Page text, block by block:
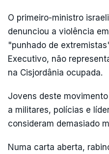
O primeiro-ministro
denunciou a violência
"punhado de
Executivo, não
na Cisjordânia ocupada.
Jovens deste
a militares, polícias e
consideram demasiado
Numa carta aberta,